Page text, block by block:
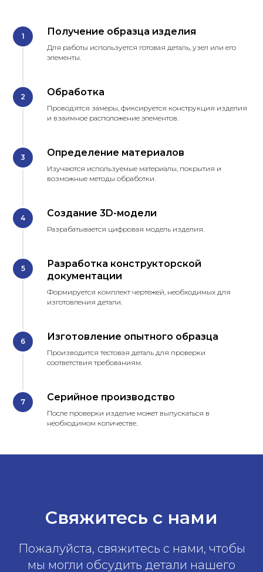
Получение образца изделия
Для работы используется готовая деталь, узел или его
элементы.
Обработка
Проводятся замеры, фиксируется конструкция изделия
и взаимное расположение элементов.
Определение материалов
Изучаются используемые материалы, покрытия и
возможные методы обработки.
Создание 3D-модели
Разрабатывается цифровая модель изделия.
Разработка конструкторской
документации
Формируется комплект чертежей, необходимых для
изготовления детали.
Изготовление опытного образца
Производится тестовая деталь для проверки
соответствия требованиям.
Серийное производство
После проверки изделие может выпускаться в
необходимом количестве.
Свяжитесь с нами
Пожалуйста, свяжитесь с нами, чтобы
мы могли обсудить детали нашего